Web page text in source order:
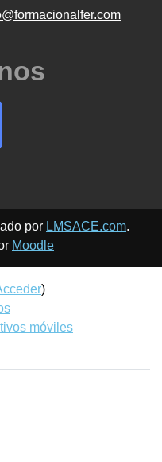
por LMSACE.com.
Moodle
)
móviles